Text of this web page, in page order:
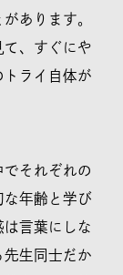
あります。
て、すぐにや
トライ自体が
それぞれの
年齢と学び
言葉にしな
先生同士だか